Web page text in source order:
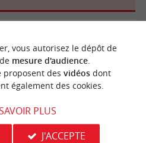
Fishing
vous autorisez le dépôt de
mesure d'audience.
proposent des vidéosdont
également des cookies.
PLUS
J'ACCEPTE